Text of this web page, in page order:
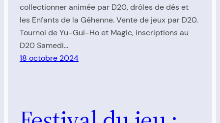
collectionner animée par D20, drôles de dés et
les Enfants de la Géhenne. Vente de jeux par D20.
Tournoi de Yu-Gui-Ho et Magic, inscriptions au
D20 Samedi…
18 octobre 2024